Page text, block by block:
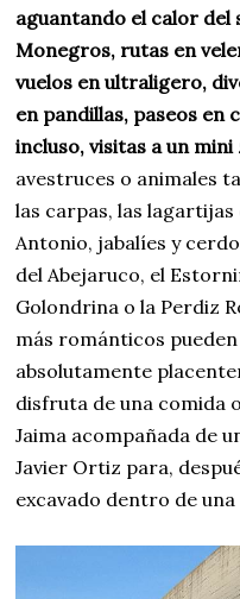
aguantando el calor del
Monegros, rutas en
vuelos en ultraligero,
en pandillas, paseos en
incluso, visitas a un mini
avestruces o animales
las carpas, las lagartijas
Antonio, jabalíes y
del Abejaruco, el
Golondrina o la Perdiz
más románticos
absolutamente
disfruta de una comida
Jaima acompañada de
Javier Ortiz para,
excavado dentro de